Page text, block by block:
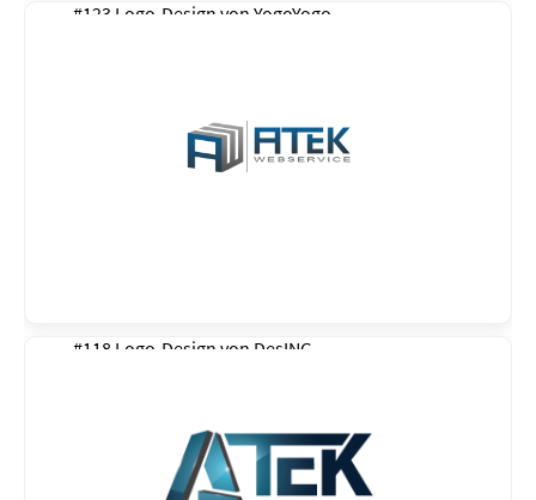
#123 Logo-Design von YogoYogo
#118 Logo-Design von DesING